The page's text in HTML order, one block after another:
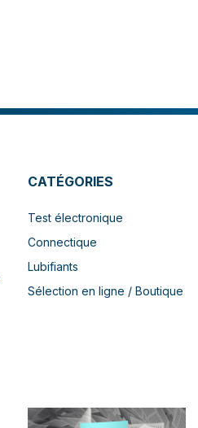
CATÉGORIES
Test électronique
Connectique
Lubifiants
Sélection en ligne / Boutique